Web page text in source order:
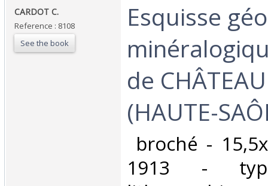
‎CARDOT C. ‎
Reference : 8108
See the book
‎Esquisse
de
(HAUTE-
broché -
1913 -